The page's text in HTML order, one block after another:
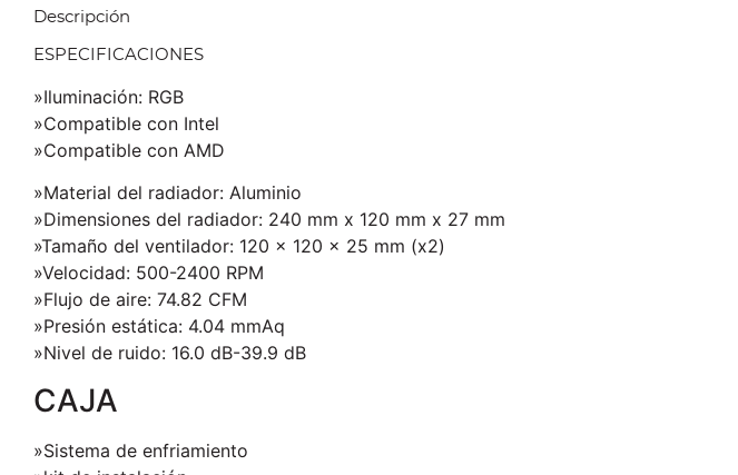
Descripción
ESPECIFICACIONES
»Iluminación: RGB
»Compatible con Intel
»Compatible con AMD
»Material del radiador: Aluminio
»Dimensiones del radiador: 240 mm x 120 mm x 27 mm
»Tamaño del ventilador: 120 x 120 x 25 mm (x2)
»Velocidad: 500-2400 RPM
»Flujo de aire: 74.82 CFM
»Presión estática: 4.04 mmAq
»Nivel de ruido: 16.0 dB-39.9 dB
CAJA
»Sistema de enfriamiento